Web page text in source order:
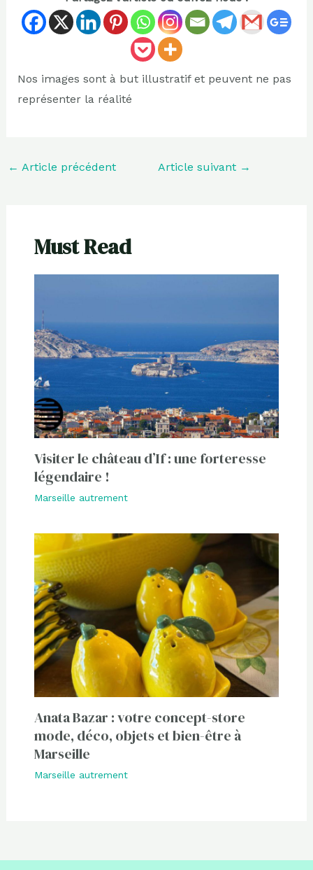
Nos images sont à but illustratif et peuvent ne pas
représenter la réalité
← Article précédent Article suivant →
Must Read
Visiter le château d’If : une forteresse
légendaire !
Marseille autrement
Anata Bazar : votre concept-store
mode, déco, objets et bien-être à
Marseille
Marseille autrement